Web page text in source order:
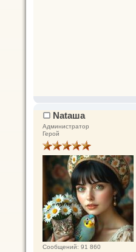
Nataшa
Администратор
Герой
Сообщений: 91 860